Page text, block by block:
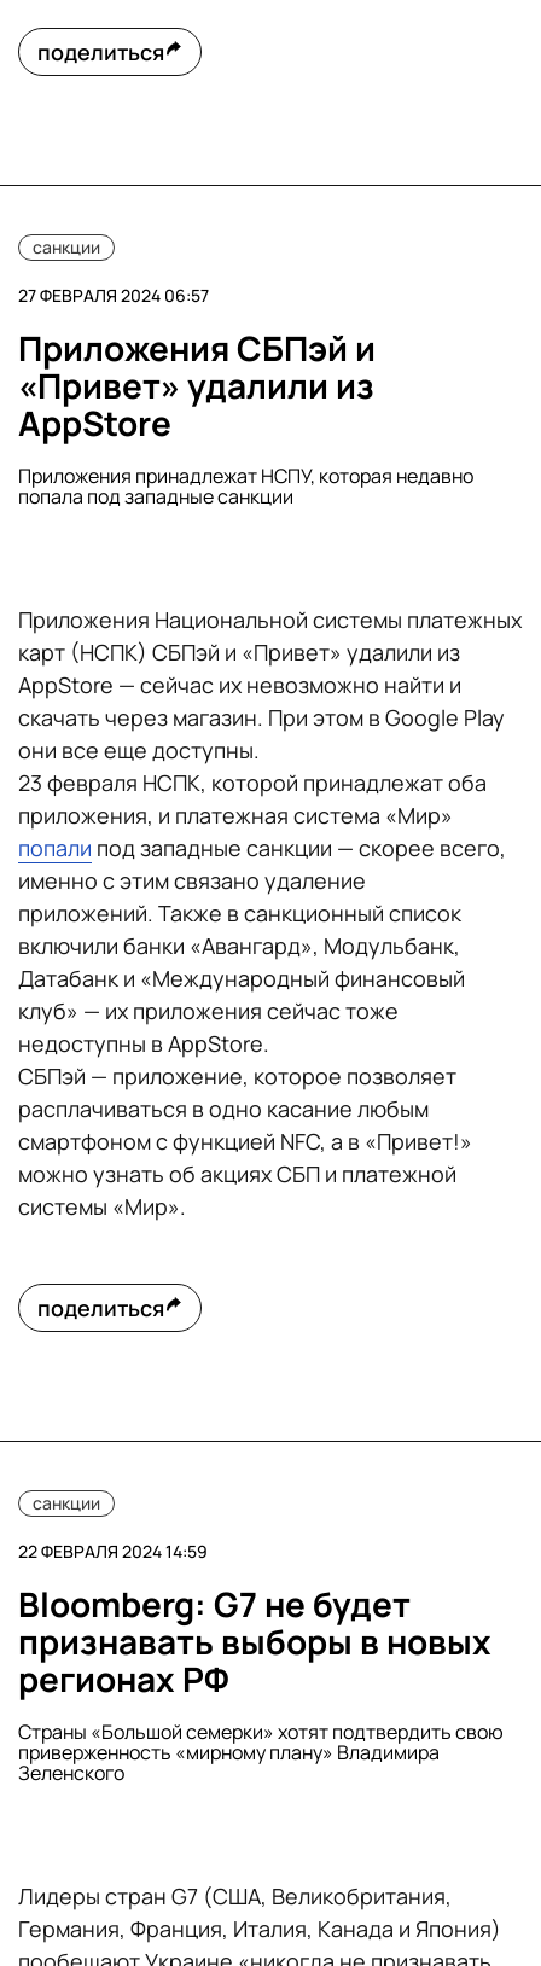
поделиться
санкции
27 ФЕВРАЛЯ 2024 06:57
Приложения СБПэй и
«Привет» удалили из
AppStore
Приложения принадлежат НСПУ, которая недавно
попала под западные санкции
Приложения Национальной системы платежных
карт (НСПК) СБПэй и «Привет» удалили из
AppStore — сейчас их невозможно найти и
скачать через магазин. При этом в Google Play
они все еще доступны.
23 февраля НСПК, которой принадлежат оба
приложения, и платежная система «Мир»
попали под западные санкции — скорее всего,
именно с этим связано удаление
приложений. Также в санкционный список
включили банки «Авангард», Модульбанк,
Датабанк и «Международный финансовый
клуб» — их приложения сейчас тоже
недоступны в AppStore.
СБПэй — приложение, которое позволяет
расплачиваться в одно касание любым
смартфоном с функцией NFC, а в «Привет!»
можно узнать об акциях СБП и платежной
системы «Мир».
поделиться
санкции
22 ФЕВРАЛЯ 2024 14:59
Bloomberg: G7 не будет
признавать выборы в новых
регионах РФ
Страны «Большой семерки» хотят подтвердить свою
приверженность «мирному плану» Владимира
Зеленского
Лидеры стран G7 (США, Великобритания,
Германия, Франция, Италия, Канада и Япония)